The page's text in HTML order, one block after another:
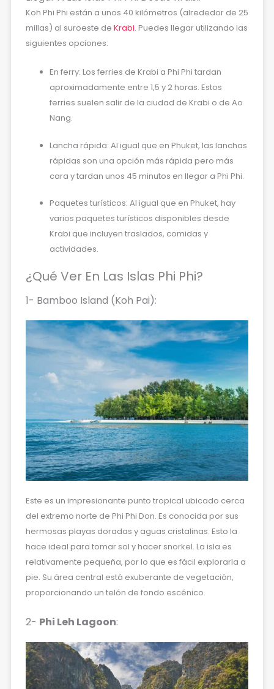
Koh Phi Phi están a unos 40 kilómetros (alrededor de 25
millas) al suroeste de Krabi. Puedes llegar utilizando las
siguientes opciones:
En ferry: Los ferries de Krabi a Phi Phi tardan
aproximadamente entre 1,5 y 2 horas. Estos
ferries suelen salir de la ciudad de Krabi o de Ao
Nang.
Lancha rápida: Al igual que en Phuket, las lanchas
rápidas son una opción más rápida pero más
cara y tardan unos 45 minutos en llegar a Phi Phi.
Paquetes turísticos: Al igual que en Phuket, hay
varios paquetes turísticos disponibles desde
Krabi que incluyen traslados, comidas y
actividades.
¿Qué Ver En Las Islas Phi Phi?
1- Bamboo Island (Koh Pai):
Este es un impresionante punto tropical ubicado cerca
del extremo norte de Phi Phi Don. Es conocida por sus
hermosas playas doradas y aguas cristalinas. Esto la
hace ideal para tomar sol y hacer snorkel. La isla es
relativamente pequeña, por lo que es fácil explorarla a
pie. Su área central está exuberante de vegetación,
proporcionando un telón de fondo escénico.
2- Phi Leh Lagoon: